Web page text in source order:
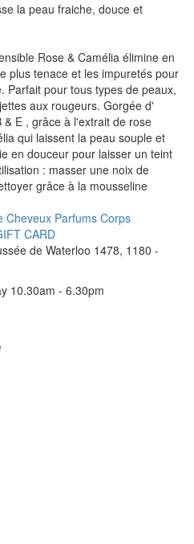
la peau fraiche, douce et
Rose & Camélia élimine en
plus tenace et les impuretés pour
Parfait pour tous types de peaux,
aux rougeurs. Gorgée d'
E , grâce à l'extrait de rose
qui laissent la peau souple et
en douceur pour laisser un teint
: masser une noix de
grâce à la mousseline
Cheveux Parfums Corps
CARD
de Waterloo 1478, 1180 -
10.30am - 6.30pm